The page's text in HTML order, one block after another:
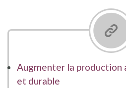
Augmenter la production
et durable